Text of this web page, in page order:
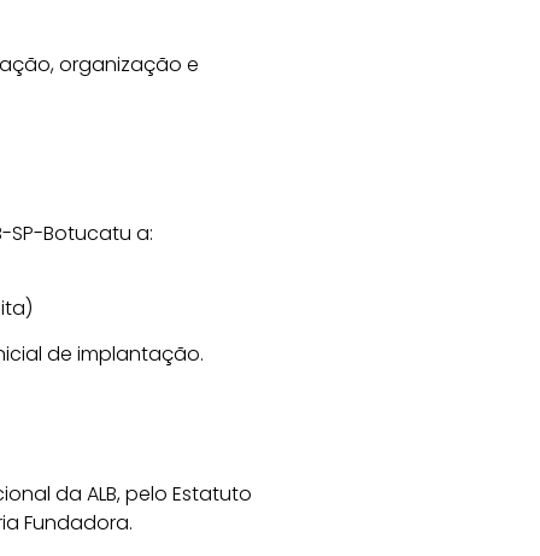
organização e
SP-Botucatu a:
de implantação.
da ALB, pelo Estatuto
Fundadora.